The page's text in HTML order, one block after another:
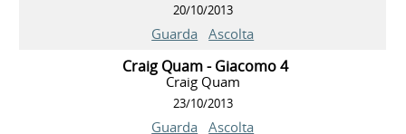
20/10/2013
Guarda Ascolta
Craig Quam - Giacomo 4
Craig Quam
23/10/2013
Guarda Ascolta